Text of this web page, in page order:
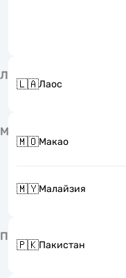
Л
🇱🇦Лаос
М
🇲🇴Макао
🇲🇾Малайзия
П
🇵🇰Пакистан